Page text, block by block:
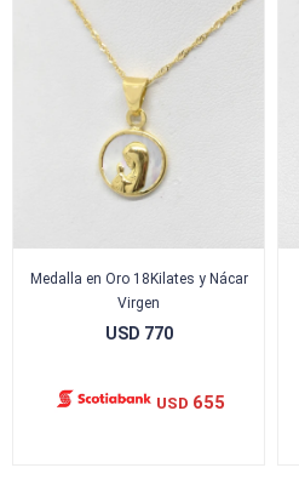
Medalla en Oro 18Kilates y Nácar
Virgen
USD 770
USD 655